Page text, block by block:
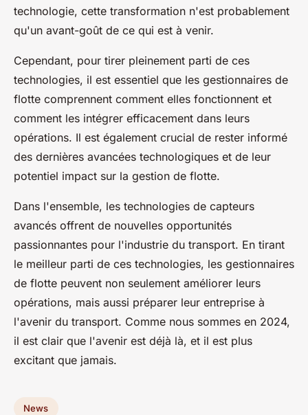
technologie, cette transformation n'est probablement
qu'un avant-goût de ce qui est à venir.
Cependant, pour tirer pleinement parti de ces
technologies, il est essentiel que les gestionnaires de
flotte comprennent comment elles fonctionnent et
comment les intégrer efficacement dans leurs
opérations. Il est également crucial de rester informé
des dernières avancées technologiques et de leur
potentiel impact sur la gestion de flotte.
Dans l'ensemble, les technologies de capteurs
avancés offrent de nouvelles opportunités
passionnantes pour l'industrie du transport. En tirant
le meilleur parti de ces technologies, les gestionnaires
de flotte peuvent non seulement améliorer leurs
opérations, mais aussi préparer leur entreprise à
l'avenir du transport. Comme nous sommes en 2024,
il est clair que l'avenir est déjà là, et il est plus
excitant que jamais.
News